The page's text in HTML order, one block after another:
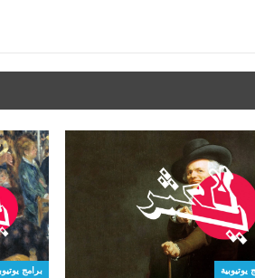
يوتيوبية برامج